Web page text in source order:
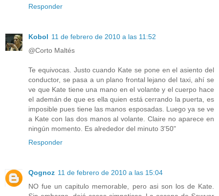
Responder
Kobol 11 de febrero de 2010 a las 11:52
@Corto Maltés
Te equivocas. Justo cuando Kate se pone en el asiento del
conductor, se pasa a un plano frontal lejano del taxi, ahí se
ve que Kate tiene una mano en el volante y el cuerpo hace
el ademán de que es ella quien está cerrando la puerta, es
imposible pues tiene las manos esposadas. Luego ya se ve
a Kate con las dos manos al volante. Claire no aparece en
ningún momento. Es alrededor del minuto 3'50"
Responder
Qognoz 11 de febrero de 2010 a las 15:04
NO fue un capitulo memorable, pero asi son los de Kate.